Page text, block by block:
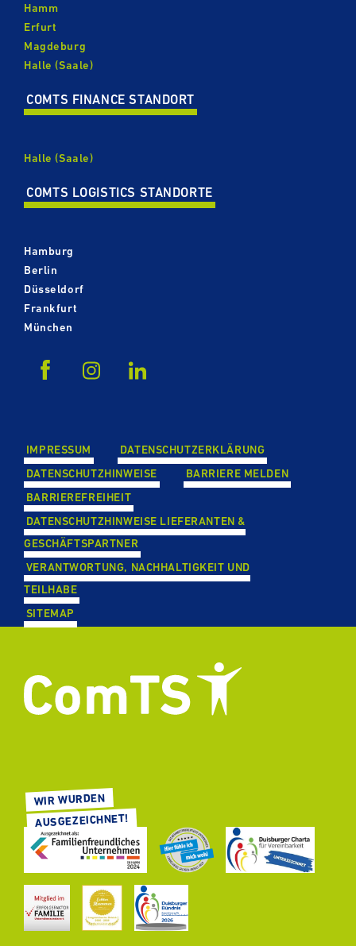
Hamm
Erfurt
Magdeburg
Halle (Saale)
COMTS FINANCE STANDORT
Halle (Saale)
COMTS LOGISTICS STANDORTE
Hamburg
Berlin
Düsseldorf
Frankfurt
München
IMPRESSUM
DATEN­SCHUTZ­ER­KLÄ­RUNG
DATEN­SCHUTZ­HIN­WEISE
BARRIERE MELDEN
BAR­RIE­RE­FREI­HEIT
DATEN­SCHUTZ­HIN­WEISE LIE­FE­RAN­TEN &
GESCHÄFTS­PART­NER
VER­ANT­WOR­TUNG, NACH­HAL­TIG­KEIT UND
TEILHABE
SITEMAP
WIR WURDEN
AUS­GE­ZEICH­NET!